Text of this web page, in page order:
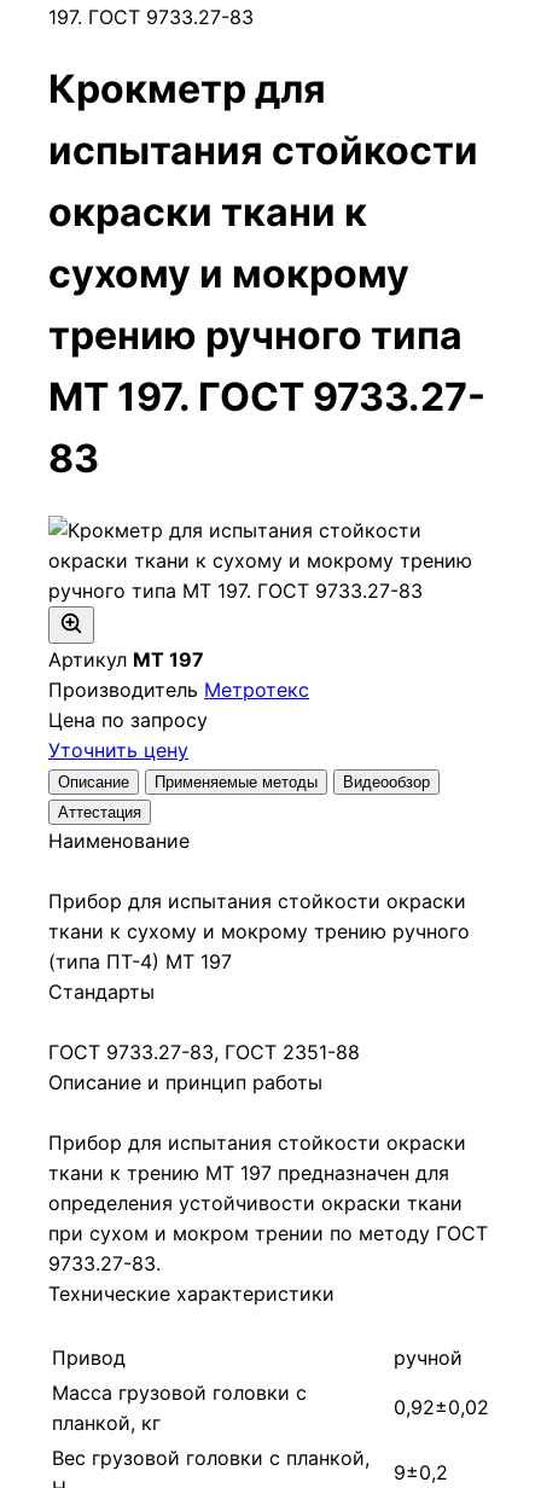
197. ГОСТ 9733.27-83
Крокметр для
испытания стойкости
окраски ткани к
сухому и мокрому
трению ручного типа
МТ 197. ГОСТ 9733.27-
83
Артикул МТ 197
Производитель Метротекс
Цена по запросу
Уточнить цену
Описание Применяемые методы
Видеообзор
Аттестация
Наименование
Прибор для испытания стойкости окраски
ткани к сухому и мокрому трению ручного
(типа ПТ-4) МТ 197
Стандарты
ГОСТ 9733.27-83, ГОСТ 2351-88
Описание и принцип работы
Прибор для испытания стойкости окраски
ткани к трению МТ 197 предназначен для
определения устойчивости окраски ткани
при сухом и мокром трении по методу ГОСТ
9733.27-83.
Технические характеристики
Привод
ручной
Масса грузовой головки с
планкой, кг
0,92±0,02
Вес грузовой головки с планкой,
9±0,2